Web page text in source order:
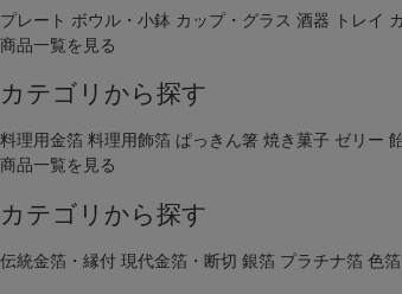
プレート ボウル・小鉢 カップ・グラス 酒器 トレイ
商品一覧を見る
カテゴリから探す
料理用金箔 料理用飾箔 ぱっきん箸 焼き菓子 ゼリー
商品一覧を見る
カテゴリから探す
伝統金箔・縁付 現代金箔・断切 銀箔 プラチナ箔 色